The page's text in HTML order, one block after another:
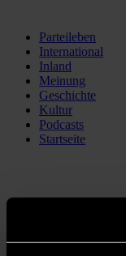
Parteileben
International
Inland
Meinung
Geschichte
Kultur
Podcasts
Startseite